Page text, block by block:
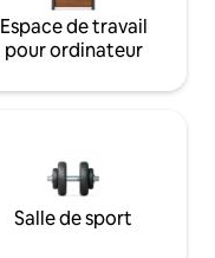
Espace de travail
pour ordinateur
Salle de sport